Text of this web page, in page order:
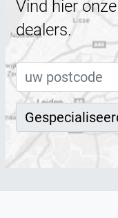
Vind hier
dealers.